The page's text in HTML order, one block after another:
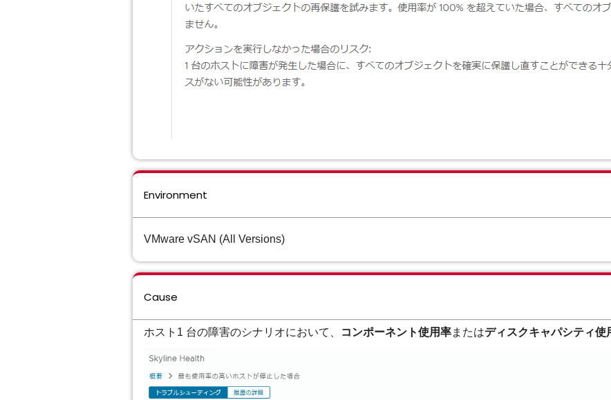
Environment
VMware vSAN (All Versions)
Cause
ホスト1 台の障害のシナリオにおいて、 コンポーネント使用率またはディスクキャパシティ使